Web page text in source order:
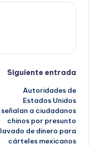
Siguiente entrada
Autoridades de
Estados Unidos
señalan a ciudadanos
chinos por presunto
lavado de dinero para
cárteles mexicanos